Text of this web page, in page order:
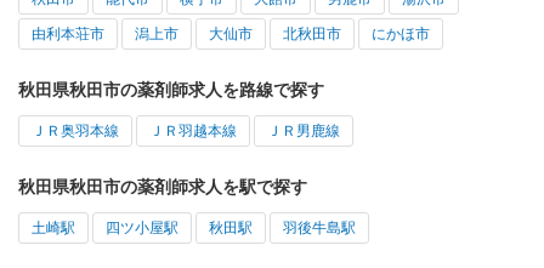
由利本荘市 潟上市 大仙市 北秋田市 にかほ市
秋田県秋田市の薬剤師求人を路線で探す
ＪＲ奥羽本線 ＪＲ羽越本線 ＪＲ男鹿線
秋田県秋田市の薬剤師求人を駅で探す
土崎駅 四ツ小屋駅 秋田駅 羽後牛島駅